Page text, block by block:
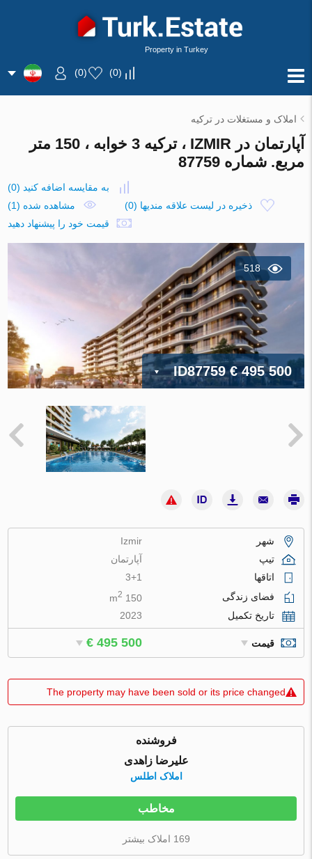
Property in Turkey
(
0
)
(
0
)
املاک و مستغلات در ترکیه
آپارتمان در IZMIR ، ترکیه 3 خوابه ، 150 متر
مربع. شماره 87759
به مقایسه اضافه کنید (
0
)
ذخیره در لیست علاقه مندیها (
0
)
مشاهده شده (1)
قیمت خود را پیشنهاد دهید
518
ID87759€ 495 500
شهر
Izmir
تیپ
آپارتمان
اتاقها
3+1
فضای زندگی
150 m
2
تاریخ تکمیل 2023
قیمت € 495 500
The property may have been sold or its price changed
فروشنده
علیرضا زاهدی
املاک اطلس
مخاطب
169 املاک بیشتر